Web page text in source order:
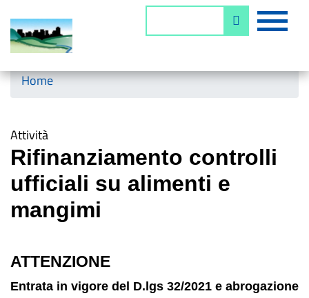
Salta
Horizontal menu
Home
Attività
Rifinanziamento controlli
ufficiali su alimenti e
mangimi
ATTENZIONE
Entrata in vigore del D.lgs 32/2021 e abrogazione